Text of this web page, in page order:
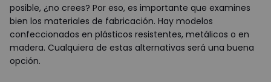
posible, ¿no crees? Por eso, es importante que examines
bien los materiales de fabricación. Hay modelos
confeccionados en plásticos resistentes, metálicos o en
madera. Cualquiera de estas alternativas será una buena
opción.